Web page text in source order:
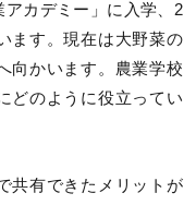
カデミー」に入学、2
ます。現在は大野菜の
向かいます。農業学校
どのように役立ってい
共有できたメリットが